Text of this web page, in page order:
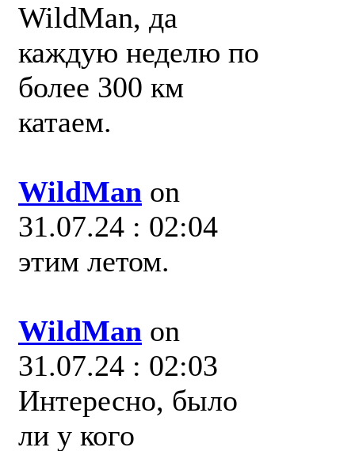
WildMan, да
каждую неделю по
более 300 км
катаем.
WildMan on
31.07.24 : 02:04
этим летом.
WildMan on
31.07.24 : 02:03
Интересно, было
ли у кого